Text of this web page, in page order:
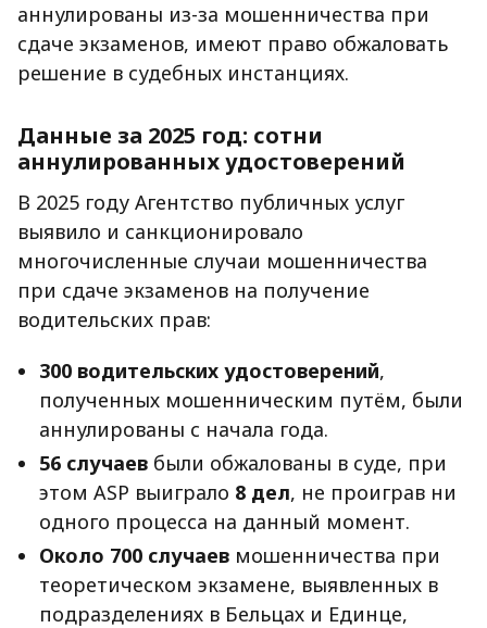
аннулированы из-за мошенничества при
сдаче экзаменов, имеют право обжаловать
решение в судебных инстанциях.
Данные за 2025 год: сотни
аннулированных удостоверений
В 2025 году Агентство публичных услуг
выявило и санкционировало
многочисленные случаи мошенничества
при сдаче экзаменов на получение
водительских прав:
300 водительских удостоверений,
полученных мошенническим путём, были
аннулированы с начала года.
56 случаев были обжалованы в суде, при
этом ASP выиграло 8 дел, не проиграв ни
одного процесса на данный момент.
Около 700 случаев мошенничества при
теоретическом экзамене, выявленных в
подразделениях в Бельцах и Единце,